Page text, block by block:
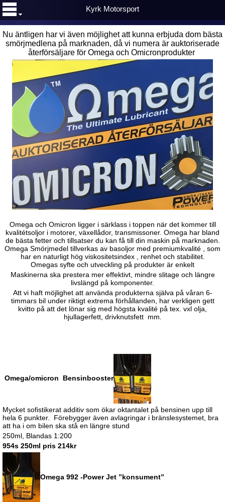
Kyrk Motorsport
Nu äntligen har vi även möjlighet att kunna erbjuda dom bästa
smörjmedlena på marknaden, då vi numera är auktoriserade
återförsäljare för Omega och Omicronprodukter
Omega och Omicron ligger i särklass i toppen när det kommer till
kvalitétsoljor i motorer, växellådor, transmissoner. Omega har bland
de bästa fetter och tillsatser du kan få till din maskin på marknaden.
Omega Smörjmedel tillverkas av basoljor med premiumkvalité , som
har en naturligt hög viskositetsindex , renhet och stabilitet.
Omegas syfte och utveckling på produkter är enkelt
Maskinerna ska prestera mer effektivt, mindre slitage och längre
livslängd på komponenter.
Att vi haft möjlighet att använda produkterna själva på våran 6-
timmars bil under riktigt extrema förhållanden, har verkligen gett
kvitto på att det lönar sig med högsta kvalité på tex. vxl olja,
hjullagerfett, drivknutsfett mm.
Omega/omicron Bensinbooster
Mycket sofistikerat additiv som ökar oktantalet på bensinen upp till
hela 6 punkter. Förebygger även avlagringar i bränslesystemet, bra
att ha i om bilen ska stå en längre stund
250ml, Blandas 1:200
954s 250ml pris 214kr
Omega 992 -Power Jet ”konsument”